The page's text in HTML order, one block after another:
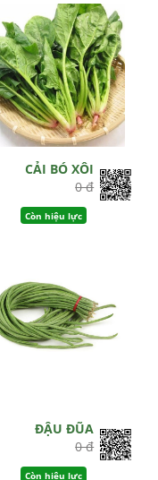
CẢI BÓ XÔI
0 đ
Còn hiệu lực
ĐẬU ĐŨA
0 đ
Còn hiệu lực